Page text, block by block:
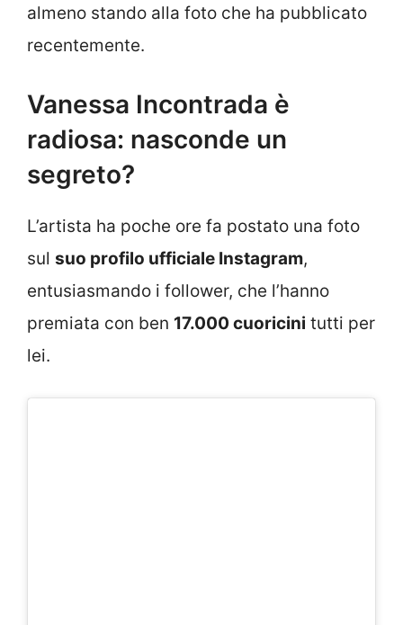
almeno stando alla foto che ha pubblicato
recentemente.
Vanessa Incontrada è
radiosa: nasconde un
segreto?
L’artista ha poche ore fa postato una foto
sul suo profilo ufficiale Instagram,
entusiasmando i follower, che l’hanno
premiata con ben 17.000 cuoricini tutti per
lei.